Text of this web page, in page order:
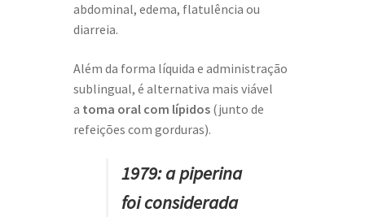
abdominal, edema, flatulência ou
diarreia.
Além da forma líquida e administração
sublingual, é alternativa mais viável
a toma oral com lípidos(junto de
refeições com gorduras).
1979: a piperina
foi considerada